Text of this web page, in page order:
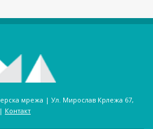
мрежа | Ул. Мирослав Крлежа 67,
Контакт